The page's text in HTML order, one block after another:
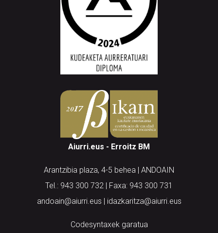
Aiurri.eus - Erroitz BM
Arantzibia plaza, 4-5 behea | ANDOAIN
Tel.: 943 300 732 | Faxa: 943 300 731
andoain@aiurri.eus | idazkaritza@aiurri.eus
Codesyntaxek garatua